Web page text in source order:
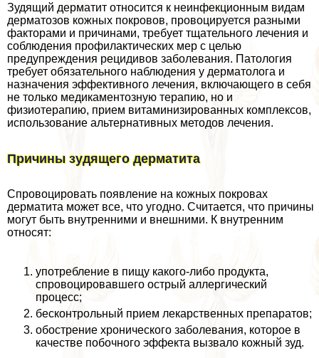
Зудящий дерматит относится к неинфекционным видам
дерматозов кожных покровов, провоцируется разными
факторами и причинами, требует тщательного лечения и
соблюдения профилактических мер с целью
предупреждения рецидивов заболевания. Патология
требует обязательного наблюдения у дерматолога и
назначения эффективного лечения, включающего в себя
не только медикаментозную терапию, но и
физиотерапию, прием витаминизированных комплексов,
использование альтернативных методов лечения.
Причины зудящего дерматита
Спровоцировать появление на кожных покровах
дерматита может все, что угодно. Считается, что причины
могут быть внутренними и внешними. К внутренним
относят:
употрeбление в пищу какого-либо продукта,
спровоцировавшего острый аллергический
процесс;
бесконтрольный прием лекарственных препаратов;
обострение хронического заболевания, которое в
качестве побочного эффекта вызвало кожный зуд.